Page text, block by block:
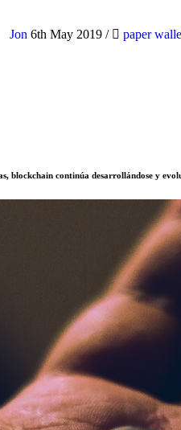
Jon 6th May 2019 / paper
blockchain continúa desarrollándose y